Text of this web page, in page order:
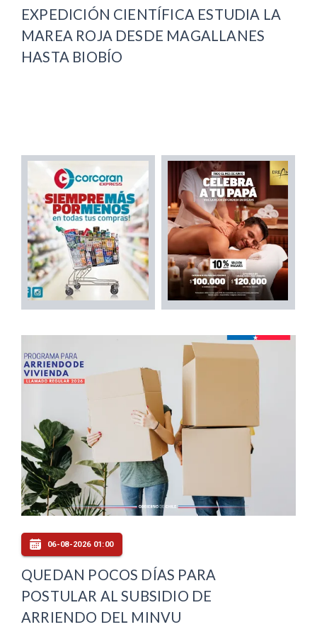
EXPEDICIÓN CIENTÍFICA ESTUDIA LA
MAREA ROJA DESDE MAGALLANES
HASTA BIOBÍO
06-08-2026 01:00
QUEDAN POCOS DÍAS PARA
POSTULAR AL SUBSIDIO DE
ARRIENDO DEL MINVU